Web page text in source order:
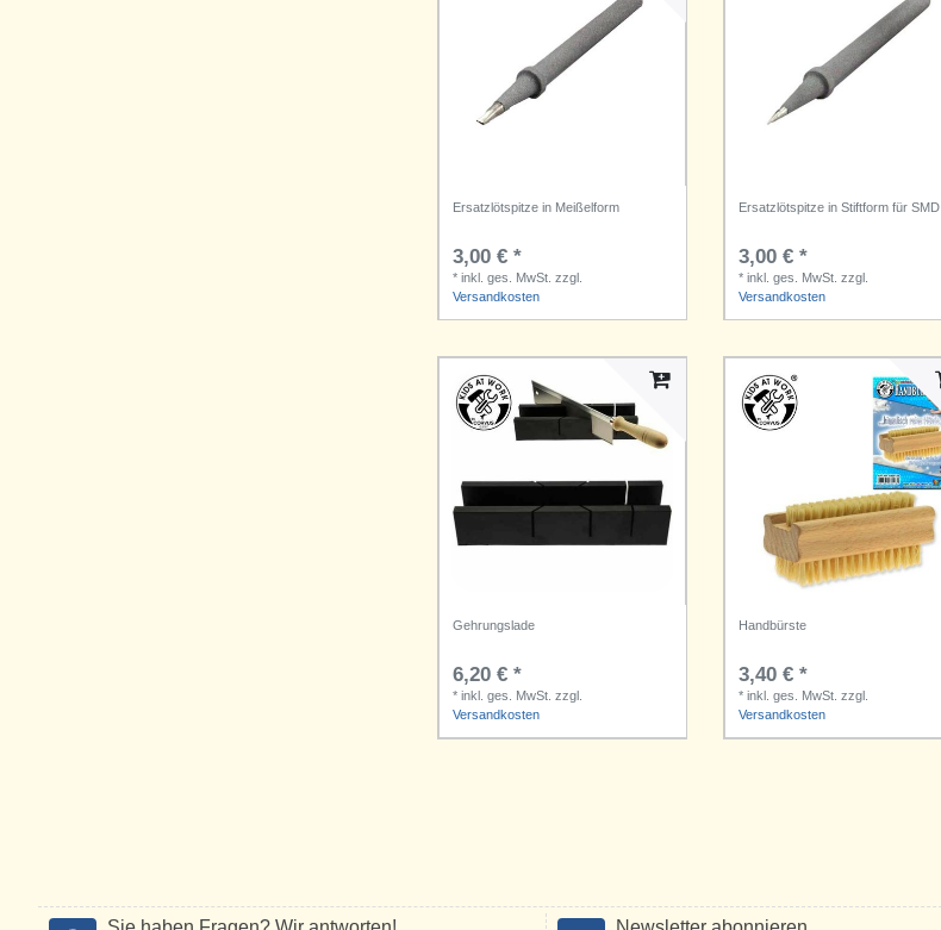
Ersatzlötspitze in Meißelform
3,00 € *
* inkl. ges. MwSt. zzgl.
Versandkosten
Ersatzlötspitze in Stiftform für SMD
3,00 € *
* inkl. ges. MwSt. zzgl.
Versandkosten
Gehrungslade
6,20 € *
* inkl. ges. MwSt. zzgl.
Versandkosten
Handbürste
3,40 € *
* inkl. ges. MwSt. zzgl.
Versandkosten